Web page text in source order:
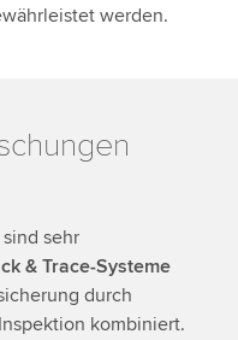
werden.
sehr
& Trace-Systeme
durch
kombiniert.